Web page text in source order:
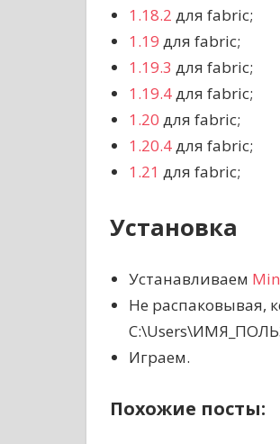
1.18.2 для fabric;
1.19 для fabric;
1.19.3 для fabric;
1.19.4для fabric;
1.20 для fabric;
1.20.4для fabric;
1.21 для fabric;
Установка
Устанавливаем
Не распаковывая,
Играем.
Похожие посты: